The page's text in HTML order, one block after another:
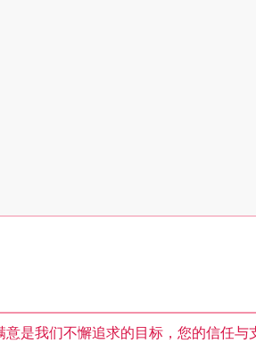
是我们不懈追求的目标，您的信任